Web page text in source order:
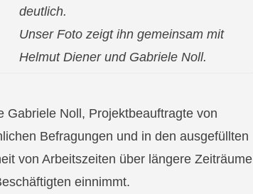
deutlich.
Unser Foto zeigt ihn gemeinsam mit
Helmut Diener und Gabriele Noll.
Gabriele Noll, Projektbeauftragte von
Befragungen und in den ausgefüllten
von Arbeitszeiten über längere Zeiträume
einnimmt.